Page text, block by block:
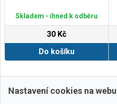
Skladem - ihned k odběru
30 Kč
Do košíku
Zobrazit
Nastavení cookies na